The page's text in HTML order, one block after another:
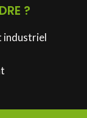
?
industriel